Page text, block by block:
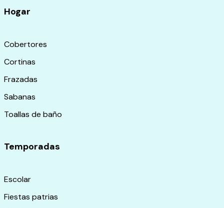
Hogar
Cobertores
Cortinas
Frazadas
Sabanas
Toallas de baño
Temporadas
Escolar
Fiestas patrias